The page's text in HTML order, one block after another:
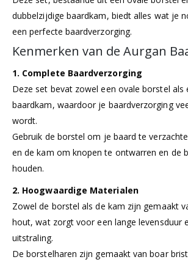
Baardkam Set.
Deze set, bestaande uit een ovale borstel en
dubbelzijdige baardkam, biedt alles wat je
Kenmerken van de Aurgan
1. Complete Baardverzorging
Deze set bevat zowel een ovale borstel als
baardkam, waardoor je baardverzorging
wordt.
Gebruik de borstel om je baard te
en de kam om knopen te ontwarren en de
houden.
2. Hoogwaardige Materialen
Zowel de borstel als de kam zijn gemaakt
hout, wat zorgt voor een lange levensduur